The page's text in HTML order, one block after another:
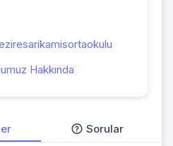
Hakkında
Sorular